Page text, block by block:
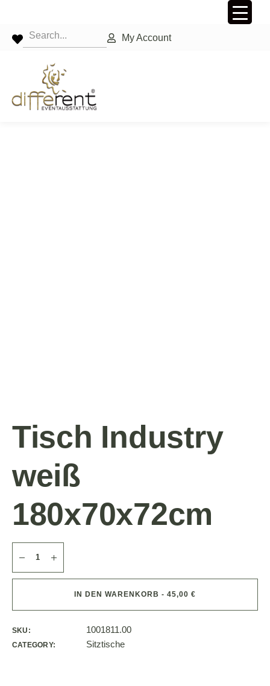
My Account
Tisch Industry
weiß
180x70x72cm
IN DEN WARENKORB - 45,00 €
SKU: 1001811.00
CATEGORY: Sitztische